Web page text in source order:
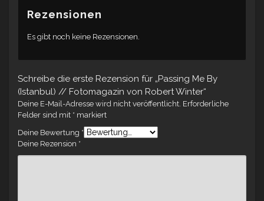
Rezensionen
Es gibt noch keine Rezensionen.
Schreibe die erste Rezension für „Passing Me By
(Istanbul) // Fotomagazin von Robert Winter“
Deine E-Mail-Adresse wird nicht veröffentlicht. Erforderliche
Felder sind mit * markiert
Deine Bewertung *
Deine Rezension *